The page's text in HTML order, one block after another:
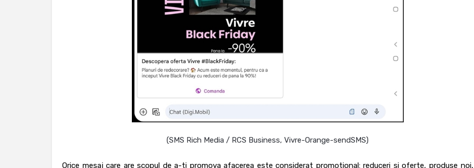
(SMS Rich Media / RCS Business, Vivre-Orange-sendSMS)
Orice mesaj care are scopul de a-ti promova afacerea este considerat promotional:reduceri si oferte, produse noi,